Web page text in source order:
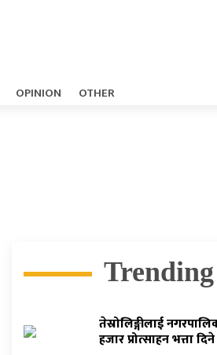
OPINION OTHER
Trending
तेस्रोलिङ्गीलाई
हजार प्रोत्साहन भत्ता दिने